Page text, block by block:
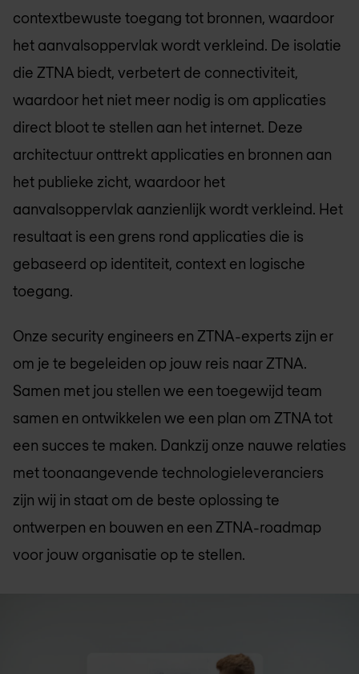
contextbewuste toegang tot bronnen, waardoor
het aanvalsoppervlak wordt verkleind. De isolatie
die ZTNA biedt, verbetert de connectiviteit,
waardoor het niet meer nodig is om applicaties
direct bloot te stellen aan het internet. Deze
architectuur onttrekt applicaties en bronnen aan
het publieke zicht, waardoor het
aanvalsoppervlak aanzienlijk wordt verkleind. Het
resultaat is een grens rond applicaties die is
gebaseerd op identiteit, context en logische
toegang.
Onze security engineers en ZTNA-experts zijn er
om je te begeleiden op jouw reis naar ZTNA.
Samen met jou stellen we een toegewijd team
samen en ontwikkelen we een plan om ZTNA tot
een succes te maken. Dankzij onze nauwe relaties
met toonaangevende technologieleveranciers
zijn wij in staat om de beste oplossing te
ontwerpen en bouwen en een ZTNA-roadmap
voor jouw organisatie op te stellen.